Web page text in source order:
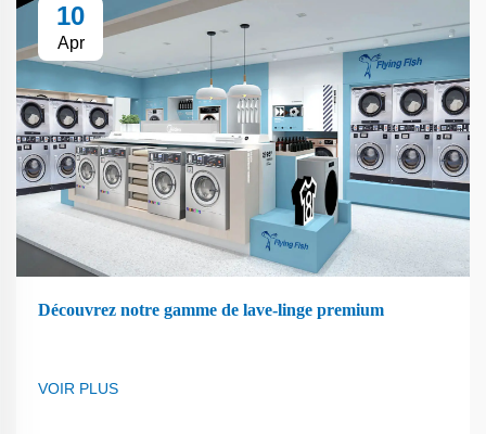
10
Apr
Découvrez notre gamme de lave-linge premium
VOIR PLUS